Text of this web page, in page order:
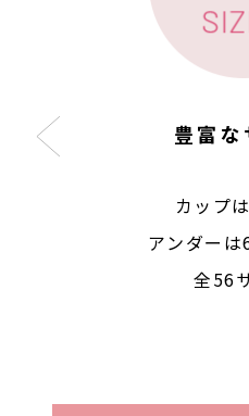
豊富な
カップ
アンダー
全56